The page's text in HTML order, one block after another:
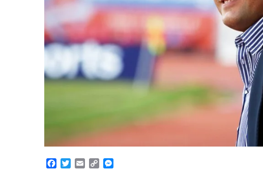
Facebook
TwitterEmailCopy